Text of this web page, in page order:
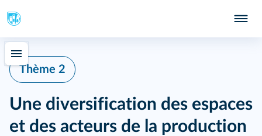
Thème 2
Une diversification des espaces
et des acteurs de la production